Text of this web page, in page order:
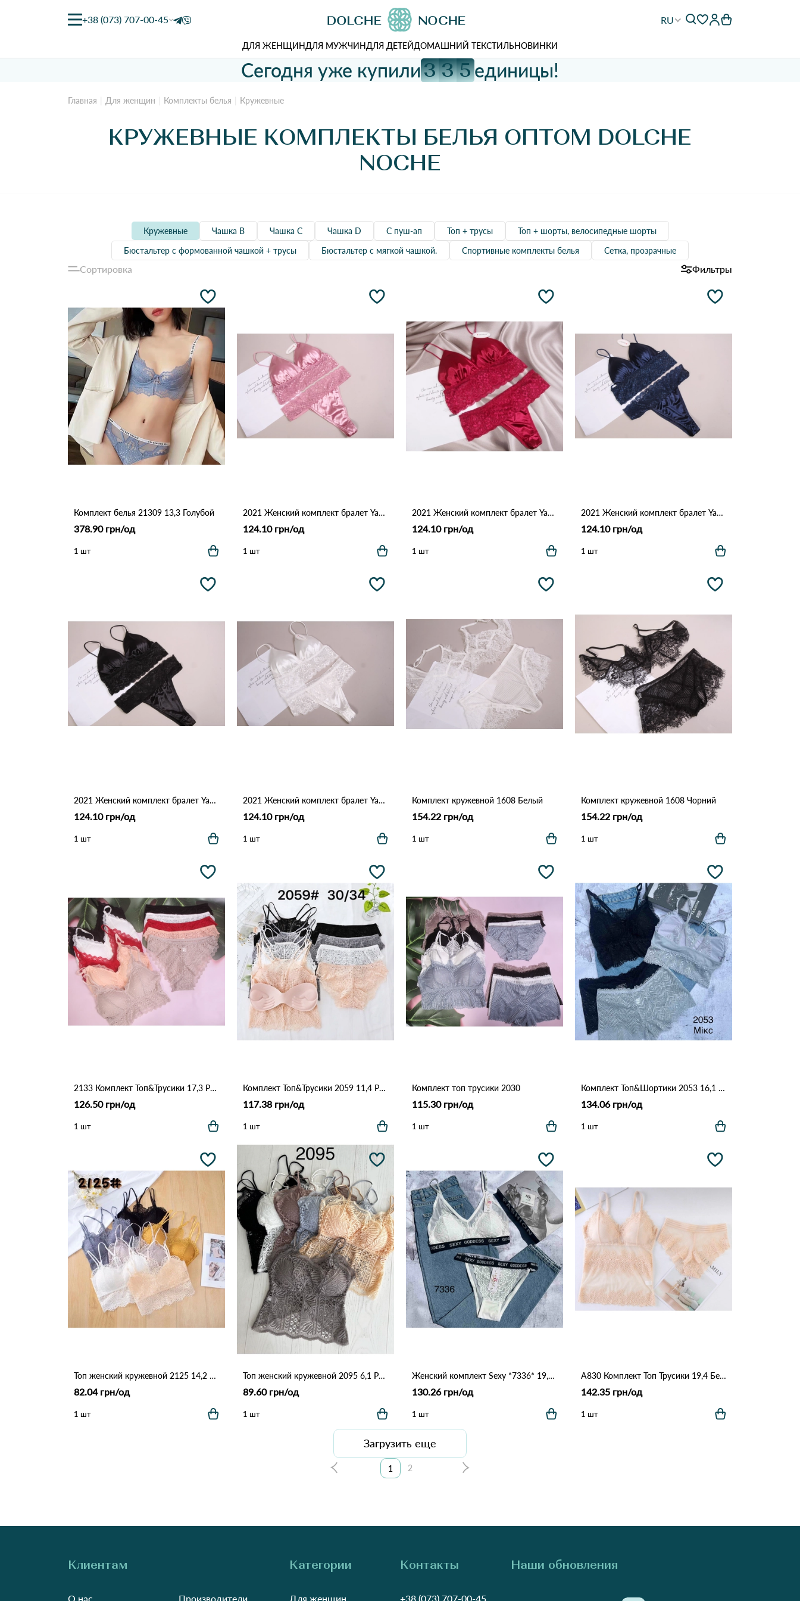
+38 (073) 707-00-45 RU
ДЛЯ ЖЕНЩИНДЛЯ МУЖЧИНДЛЯ ДЕТЕЙДОМАШНИЙ ТЕКСТИЛЬНОВИНКИ
Сегодня уже купили3 3 5единицы!
Главная Для женщин Комплекты белья Кружевные
КРУЖЕВНЫЕ КОМПЛЕКТЫ БЕЛЬЯ ОПТОМ DOLCHE
NOCHE
Кружевные Чашка B Чашка C Чашка D С пуш-ап Топ + трусы
Топ + шорты, велосипедные шорты
Бюстальтер с формованной чашкой + трусы
Бюстальтер с мягкой чашкой. Спортивные комплекты белья Сетка, прозрачные
Сортировка Фильтры
Комплект белья 21309 13,3 Голубой
378.90 грн/од
1 шт
2021 Женский комплект бралет Yadali Розовый
124.10 грн/од
1 шт
2021 Женский комплект бралет Yadali Бордовый
124.10 грн/од
1 шт
2021 Женский комплект бралет Yadali Синий
124.10 грн/од
1 шт
2021 Женский комплект бралет Yadali Черный
124.10 грн/од
1 шт
2021 Женский комплект бралет Yadali Белый
124.10 грн/од
1 шт
Комплект кружевной 1608 Белый
154.22 грн/од
1 шт
Комплект кружевной 1608 Чорний
154.22 грн/од
1 шт
2133 Комплект Топ&Трусики 17,3 Различные цвета
126.50 грн/од
1 шт
Комплект Топ&Трусики 2059 11,4 Различные цвета
117.38 грн/од
1 шт
Комплект топ трусики 2030
115.30 грн/од
1 шт
Комплект Топ&Шортики 2053 16,1 Различные цвета
134.06 грн/од
1 шт
Топ женский кружевной 2125 14,2 Различные цвета
82.04 грн/од
1 шт
Топ женский кружевной 2095 6,1 Различные цвета
89.60 грн/од
1 шт
Женский комплект Sexy *7336* 19,3 Белый
130.26 грн/од
1 шт
A830 Комплект Топ Трусики 19,4 Бежевый
142.35 грн/од
1 шт
Загрузить еще
1 2
Клиентам
О нас Производители
Категории
Для женщин
Контакты
+38 (073) 707-00-45
Наши обновления